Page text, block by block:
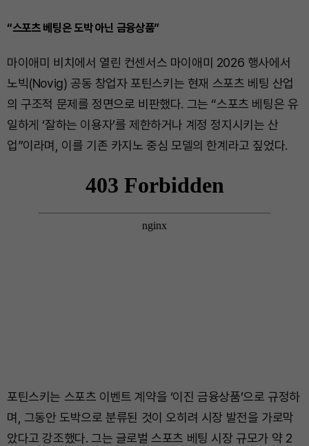
“스포츠 베팅은 도박 아닌 금융상품”
마이애미 비치에서 열린 컨센서스 마이애미 2026 행사에서
노빅(Novig) 공동 창업자 포틴스키는 현재 스포츠 베팅 산업
의 구조적 문제를 정면으로 비판했다. 그는 “스포츠 베팅은 유
일하게 ‘잘하는 이용자’를 제한하거나 계정 정지시키는 산
업”이라며, 이를 기존 카지노 중심 모델의 한계라고 짚었다.
포틴스키는 스포츠 이벤트 계약을 ‘이진 금융상품’으로 규정하
며, 그동안 도박으로 분류된 것이 오히려 시장 발전을 가로막
았다고 강조했다. 그는 글로벌 스포츠 베팅 시장 규모가 약 2